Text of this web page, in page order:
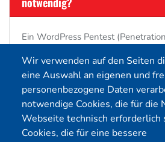
Ein WordPress Pentest
ist es, Sicherheitslücken
Hackern ausgenutzt werden
Welchen Nutzen hat ein
Prävention: Identifizierung
Wir verwenden auf den Seiten
eine Auswahl an eigenen und
personenbezogene Daten
notwendige Cookies, die für die
Webseite technisch erforderlich
Cookies, die für eine bessere